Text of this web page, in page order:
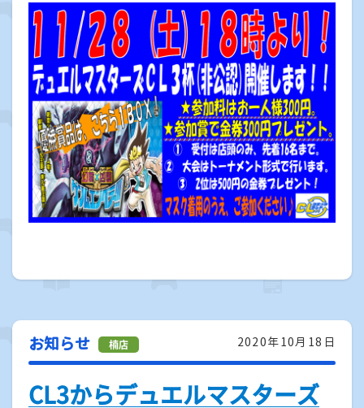
2020年10月18日
お知らせ
CL3からデュエルマスターズ